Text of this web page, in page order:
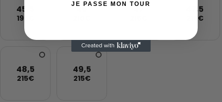
45,5
195€
46 47 47,5
215€
48,5
215€
49,5
215€
JE PASSE MON TOUR